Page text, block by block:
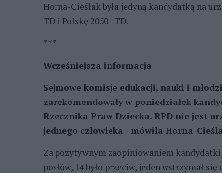
Horna-Cieślak była jedyną kandydatką na
TD i Polskę 2050 - TD.
***
Wcześniejsza informacja
Sejmowe komisje edukacji, nauki i
zarekomendowały w poniedziałek
Rzecznika Praw Dziecka. RPD nie jest
jednego człowieka - mówiła Horna-
Za pozytywnym zaopiniowaniem kandydatki
posłów, 14 było przeciw, jeden wstrzymał się